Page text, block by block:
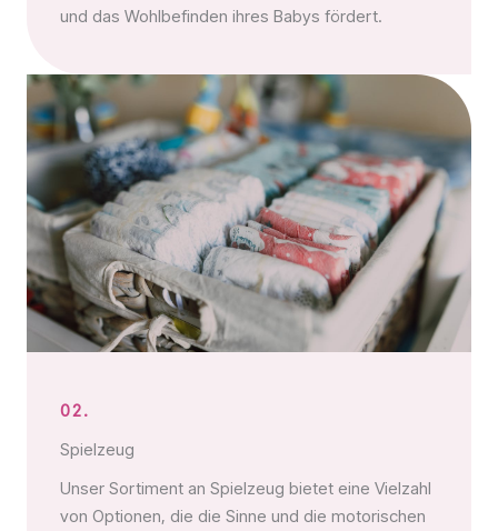
und das Wohlbefinden ihres Babys fördert.
02.
Spielzeug
Unser Sortiment an Spielzeug bietet eine Vielzahl
von Optionen, die die Sinne und die motorischen